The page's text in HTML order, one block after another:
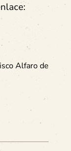
Alfaro de